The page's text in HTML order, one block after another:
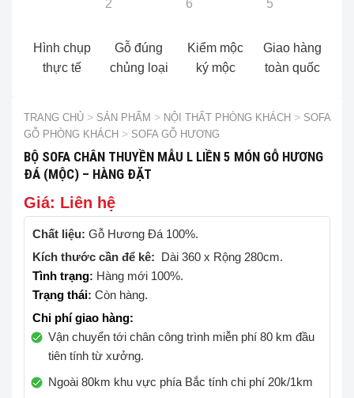
Hình chụp
thực tế
Gỗ đúng
chủng loại
Kiểm mộc
ký mộc
Giao hàng
toàn quốc
TRANG CHỦ > SẢN PHẨM > NỘI THẤT PHÒNG KHÁCH > SOFA
GỖ PHÒNG KHÁCH > SOFA GỖ HƯƠNG
BỘ SOFA CHÂN THUYỀN MẪU L LIỀN 5 MÓN GỖ HƯƠNG
ĐÁ (MỘC) – HÀNG ĐẶT
Giá: Liên hệ
Chất liệu: Gỗ Hương Đá 100%.
Kích thước cần để kê: Dài 360 x Rộng 280cm.
Tình trạng: Hàng mới 100%.
Trạng thái: Còn hàng.
Chi phí giao hàng:
Vận chuyển tới chân công trình miễn phí 80 km đầu
tiên tính từ xưởng.
Ngoài 80km khu vực phía Bắc tính chi phí 20k/1km